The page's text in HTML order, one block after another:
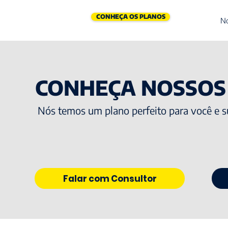
CONHEÇA OS PLANOS
CONHEÇA
Nós temos um plano perfeito para você e
Falar com Consultor